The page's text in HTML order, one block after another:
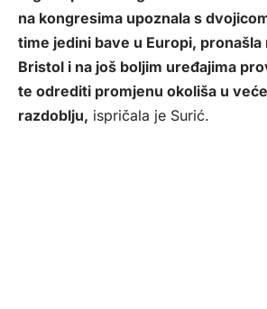
na kongresima upoznala s
time jedini bave u Europi, pronašla
Bristol i na još boljim uređajima
te odrediti promjenu okoliša u
razdoblju, ispričala je Surić.